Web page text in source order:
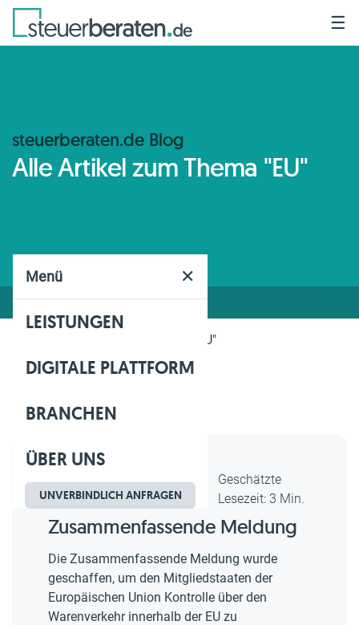
Menü ✕
LEISTUNGEN
DIGITALE PLATTFORM
BRANCHEN
ÜBER UNS
UNVERBINDLICH ANFRAGEN
☰
steuerberaten.de Blog
Alle Artikel zum Thema "EU"
"EU"
Dipl.-Kfm. Christian Gebert,
erstellt am 27.01.2019
Geschätzte
Lesezeit: 3 Min.
Zusammenfassende Meldung
Die Zusammenfassende Meldung wurde
geschaffen, um den Mitgliedstaaten der
Europäischen Union Kontrolle über den
Warenverkehr innerhalb der EU zu